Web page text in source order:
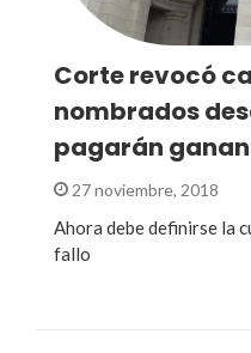
Corte revocó
nombrados
pagarán
27 noviembre, 2018
Ahora debe definirse la
fallo